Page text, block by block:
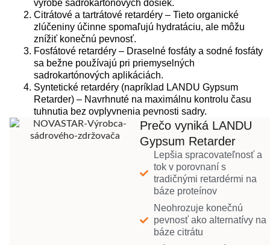
výrobe sadrokartónových dosiek.
Citrátové a tartrátové retardéry – Tieto organické
zlúčeniny účinne spomaľujú hydratáciu, ale môžu
znížiť konečnú pevnosť.
Fosfátové retardéry – Draselné fosfáty a sodné fosfáty
sa bežne používajú pri priemyselných
sadrokartónových aplikáciách.
Syntetické retardéry (napríklad LANDU Gypsum
Retarder) – Navrhnuté na maximálnu kontrolu času
tuhnutia bez ovplyvnenia pevnosti sadry.
Prečo vyniká LANDU
Gypsum Retarder
Lepšia spracovateľnosť a
tok v porovnaní s
tradičnými retardérmi na
báze proteínov
Neohrozuje konečnú
pevnosť ako alternatívy na
báze citrátu